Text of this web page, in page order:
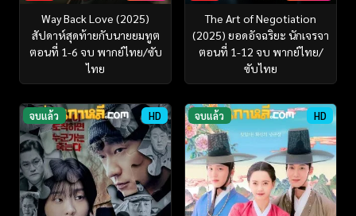
Way Back Love (2025)
สัปดาห์สุดท้ายกับนายยมทูต
ตอนที่ 1-6 จบ พากย์ไทย/ซับ
ไทย
The Art of Negotiation
(2025) ยอดอัจฉริยะ นักเจรจา
ตอนที่ 1-12 จบ พากย์ไทย/
ซับไทย
จบแล้ว HD จบแล้ว HD